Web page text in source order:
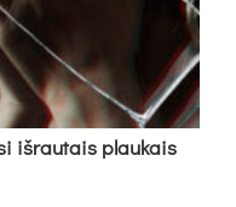
iš­rau­tais plau­kais